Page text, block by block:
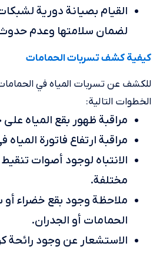
القيام بصيانة دورية
لضمان سلامتها وعدم
كيفية كشف تسربات الحمامات
للكشف عن تسربات المياه في
الخطوات التالية:
مراقبة ظهور بقع المياه
مراقبة ارتفاع فاتورة المياه
الانتباه لوجود أصوات
مختلفة.
ملاحظة وجود بقع خضراء
الحمامات أو الجدران.
الاستشعار عن وجود رائحة